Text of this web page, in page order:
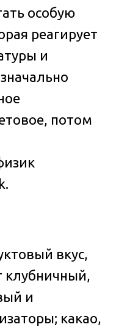
особую
реагирует
и
потом
вкус,
клубничный,
и
какао,